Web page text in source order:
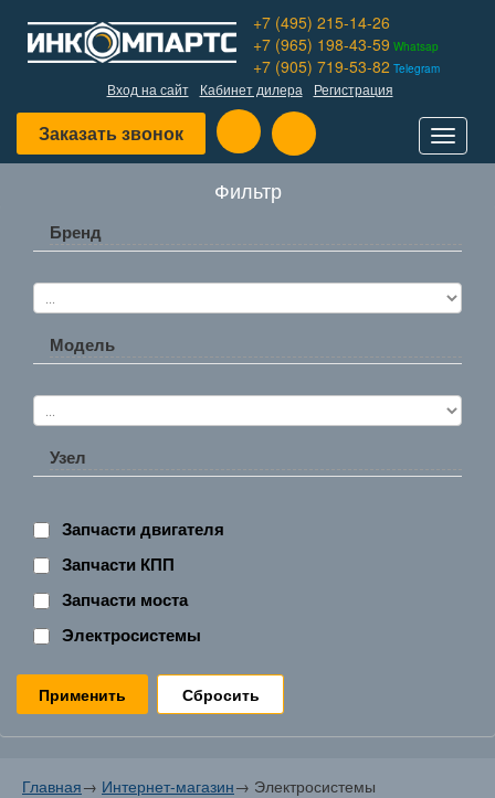
+7 (495) 215-14-26
+7 (965) 198-43-59 Whatsap
+7 (905) 719-53-82 Telegram
Вход на сайт Кабинет дилера Регистрация
Заказать звонок
Toggle
Фильтр
Бренд
Модель
Узел
Запчасти двигателя
Запчасти КПП
Запчасти моста
Электросистемы
Сбросить
Главная→ Интернет-магазин→ Электросистемы